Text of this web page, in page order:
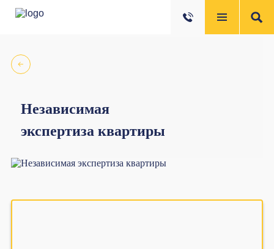
Независимая
экспертиза квартиры